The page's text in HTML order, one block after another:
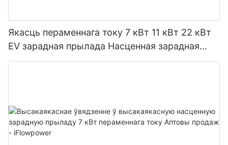
Якасць пераменнага току 7 кВт 11 кВт 22 кВт
EV зарадная прылада Насценная зарадная
станцыя для электрамабіляў Вытворца |